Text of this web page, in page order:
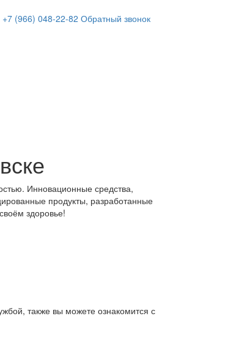
+7 (966) 048-22-82 Обратный звонок
Инновационные средства,
продукты, разработанные
здоровье!
также вы можете ознакомится с